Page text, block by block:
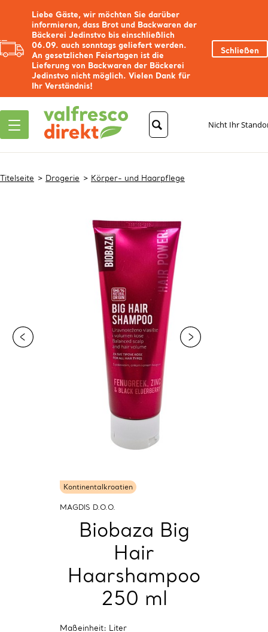
Liebe Gäste, wir möchten Sie darüber
informieren, dass Brot und Backwaren der
Bäckerei Jedinstvo bis einschließlich
06.09. auch sonntags geliefert werden.
An gesetzlichen Feiertagen ist die
Lieferung von Backwaren der Bäckerei
Jedinstvo nicht möglich. Vielen Dank für
Ihr Verständnis!
Schließen
Nicht Ihr
Titelseite Drogerie Körper- und Haarpflege
Kontinentalkroatien
MAGDIS D.O.O.
Biobaza Big
Hair
Haarshampoo
250 ml
Maßeinheit: Liter